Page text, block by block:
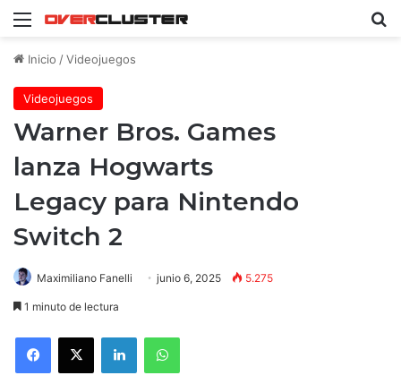
Menú
Inicio /Videojuegos
Videojuegos
Warner Bros. Games
lanza Hogwarts
Legacy para Nintendo
Switch 2
Maximiliano Fanelli junio 6, 2025 5.275
1 minuto de lectura
Facebook
X LinkedInWhatsApp